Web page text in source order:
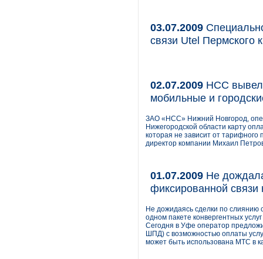
03.07.2009
связи Utel Пермского
02.07.2009 НСС
мобильные и
ЗАО «НСС» Нижний Новгород,
Нижегородской области карту
которая не зависит от
директор компании Михаил
01.07.2009 Не
фиксированной связи
Не дожидаясь сделки по слиянию
одном пакете конвергентных
Сегодня в Уфе оператор
ШПД) с возможностью оплаты
может быть использована МТС в